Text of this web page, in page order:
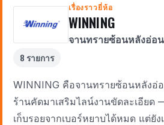
เรื่องราวยี่ห้อ
WINNING
จานทรายซ้อนหลังอ่อน
8 รายการ
WINNING คือจานทรายซ้อนหลังอ่
ร้านคัดมาเสริมไลน์งานขัดละเอียด
เก็บรอยจากเบอร์หยาบได้หมด แต่ยัง